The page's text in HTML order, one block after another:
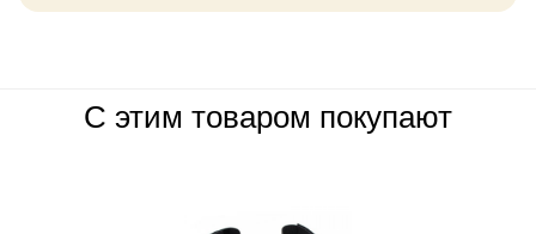
С этим товаром покупают